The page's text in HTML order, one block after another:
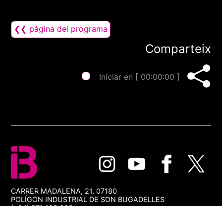
❮❮ pàgina del programa
Comparteix
Iniciar en [ 00:00:00 ]
CARRER MADALENA, 21, 07180
POLÍGON INDUSTRIAL DE SON BUGADELLES